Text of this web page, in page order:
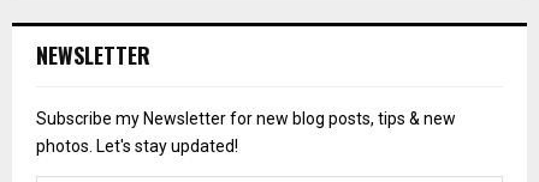
NEWSLETTER
Subscribe my Newsletter for new blog posts, tips & new
photos. Let's stay updated!